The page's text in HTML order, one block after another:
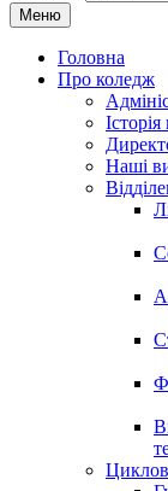
Меню
Головна
Про коледж
Наші